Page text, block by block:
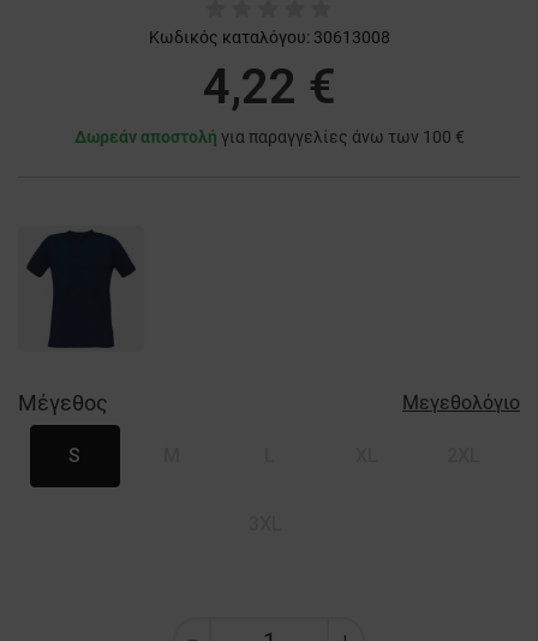
Κωδικός καταλόγου: 30613008
4,22 €
Δωρεάν αποστολή για παραγγελίες άνω των 100 €
Μέγεθος Μεγεθολόγιο
S